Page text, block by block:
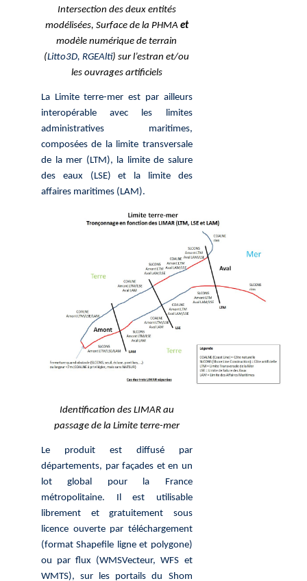
Intersection des deux entités
modélisées, Surface de la PHMA et
modèle numérique de terrain
(Litto3D, RGEAlti) sur l’estran et/ou
les ouvrages artificiels
La Limite terre-mer est par ailleurs
interopérable avec les limites
administratives maritimes,
composées de la limite transversale
de la mer (LTM), la limite de salure
des eaux (LSE) et la limite des
affaires maritimes (LAM).
Identification des LIMAR au
passage de la Limite terre-mer
Le produit est diffusé par
départements, par façades et en un
lot global pour la France
métropolitaine. Il est utilisable
librement et gratuitement sous
licence ouverte par téléchargement
(format Shapefile ligne et polygone)
ou par flux (WMSVecteur, WFS et
WMTS), sur les portails du Shom